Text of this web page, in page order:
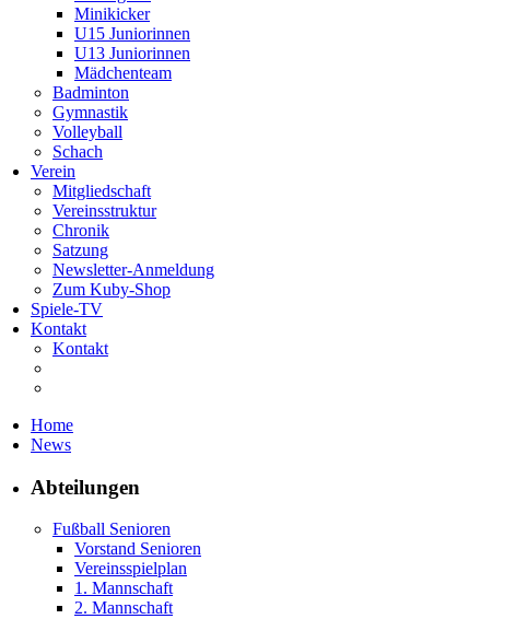
Minikicker
U15 Juniorinnen
U13 Juniorinnen
Mädchenteam
Badminton
Gymnastik
Volleyball
Schach
Verein
Mitgliedschaft
Vereinsstruktur
Chronik
Satzung
Newsletter-Anmeldung
Zum Kuby-Shop
Spiele-TV
Kontakt
Kontakt
Home
News
Abteilungen
Fußball Senioren
Vorstand Senioren
Vereinsspielplan
1. Mannschaft
2. Mannschaft